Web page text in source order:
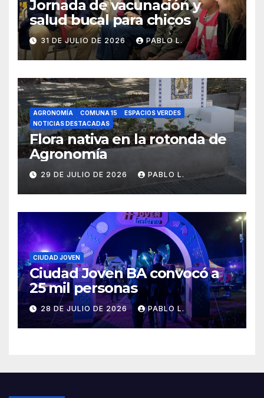
Jornada de vacunación y
salud bucal para chicos
31 DE JULIO DE 2026 PABLO L.
AGRONOMÍA COMUNA 15
ESPACIOS VERDES
NOTICIAS DESTACADAS
Flora nativa en la rotonda de
Agronomía
29 DE JULIO DE 2026 PABLO L.
CIUDAD JOVEN
Ciudad Joven BA convocó a
25 mil personas
28 DE JULIO DE 2026 PABLO L.